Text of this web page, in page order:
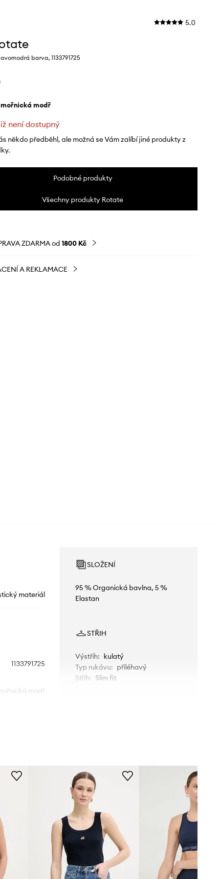
5.0
barva, 1133791725
modř
není dostupný
někdo předběhl, ale možná se Vám zalíbí jiné produkty z
Podobné produkty
Všechny produkty Rotate
ZDARMA od 1800 Kč
A REKLAMACE
materiál
1133791725
modř
SLOŽENÍ
95 % Organická bavlna, 5 %
Elastan
STŘIH
Výstřih:
kulatý
Typ rukávu: přiléhavý
Střih: Slim fit